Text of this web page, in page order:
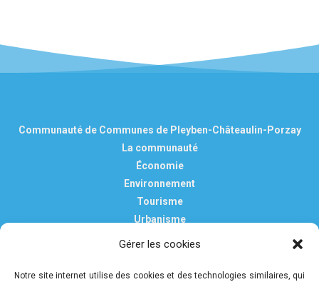
Gérer les cookies
Notre site internet utilise des cookies et des technologies similaires, qui
Communauté de Communes de Pleyben-Châteaulin-Porzay
La communauté
Économie
Environnement
Tourisme
Urbanisme
Mentions légales